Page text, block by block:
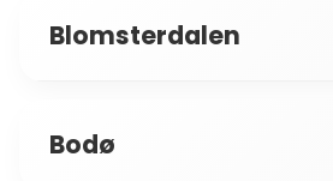
Blomsterdalen
Ytrebygda
Bodø